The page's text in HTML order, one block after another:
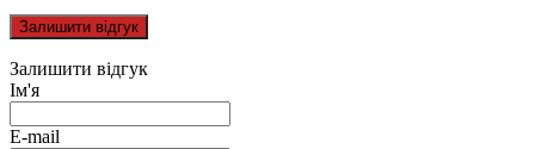
Залишити відгук
Залишити відгук
Ім'я
E-mail